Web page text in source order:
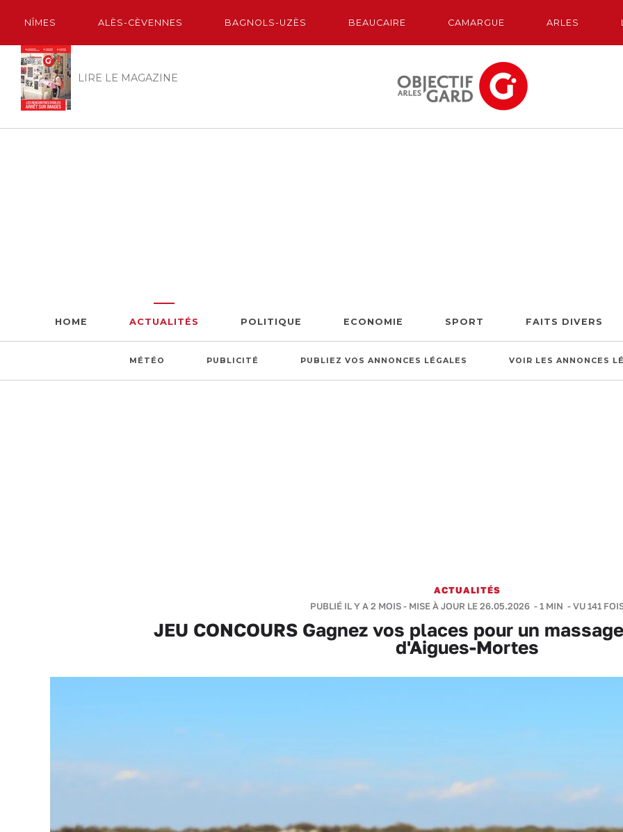
NÎMES ALÈS-CÈVENNES BAGNOLS-UZÈS BEAUCAIRE CAMARGUE ARLES
LIRE LE MAGAZINE
HOME ACTUALITÉS POLITIQUE ECONOMIE SPORT FAITS DIVERS
MÉTÉO PUBLICITÉ PUBLIEZ VOS ANNONCES LÉGALES VOIR LES ANNONCES
ACTUALITÉS
PUBLIÉ IL Y A 2 MOIS - MISE À JOUR LE 26.05.2026 -1 MIN - VU 141
JEU CONCOURS Gagnez vos places pour un
d'Aigues-Mortes